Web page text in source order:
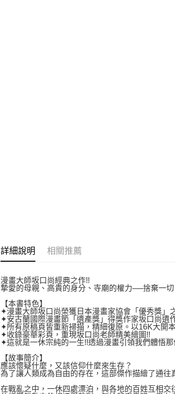
詳細說明 相關推薦
漫畫大師坂口尚經典之作!!
摯愛的母親、高貴的身分、寺廟的權力──捨棄一切
【本書特色】
✦漫畫大師坂口尚榮獲日本漫畫家協會「優秀獎」
✦安古蘭國際漫畫節「遺產獎」得獎作家坂口尚遺
✦所有原稿頁皆重新掃描，精細復原。以16K大開
✦收錄豪華彩頁，重現坂口尚老師精美繪圖!!
✦這就是一休宗純的一生!!透過漫畫引領我們體悟
【故事簡介】
應該懷疑什麼，又該信仰什麼來生存？
為了讓人類成為自由的存在，這部傑作描繪了通往
在戰亂之中，一休四處漂泊，與各地的百姓互相交